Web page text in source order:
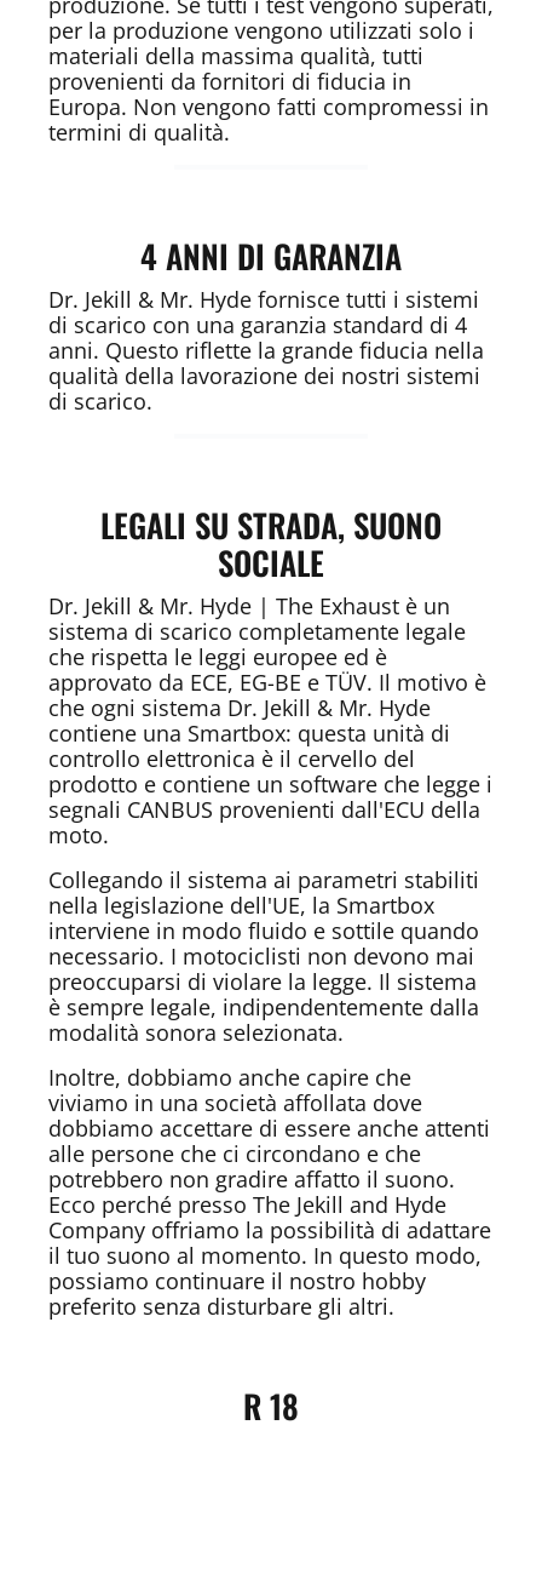
per la produzione vengono utilizzati solo i
materiali della massima qualità, tutti
provenienti da fornitori di fiducia in
Europa. Non vengono fatti compromessi in
termini di qualità.
4 ANNI DI GARANZIA
Dr. Jekill & Mr. Hyde fornisce tutti i sistemi
di scarico con una garanzia standard di 4
anni. Questo riflette la grande fiducia nella
qualità della lavorazione dei nostri sistemi
di scarico.
LEGALI SU STRADA, SUONO
SOCIALE
Dr. Jekill & Mr. Hyde | The Exhaust è un
sistema di scarico completamente legale
che rispetta le leggi europee ed è
approvato da ECE, EG-BE e TÜV. Il motivo è
che ogni sistema Dr. Jekill & Mr. Hyde
contiene una Smartbox: questa unità di
controllo elettronica è il cervello del
prodotto e contiene un software che legge i
segnali CANBUS provenienti dall'ECU della
moto.
Collegando il sistema ai parametri stabiliti
nella legislazione dell'UE, la Smartbox
interviene in modo fluido e sottile quando
necessario. I motociclisti non devono mai
preoccuparsi di violare la legge. Il sistema
è sempre legale, indipendentemente dalla
modalità sonora selezionata.
Inoltre, dobbiamo anche capire che
viviamo in una società affollata dove
dobbiamo accettare di essere anche attenti
alle persone che ci circondano e che
potrebbero non gradire affatto il suono.
Ecco perché presso The Jekill and Hyde
Company offriamo la possibilità di adattare
il tuo suono al momento. In questo modo,
possiamo continuare il nostro hobby
preferito senza disturbare gli altri.
R 18